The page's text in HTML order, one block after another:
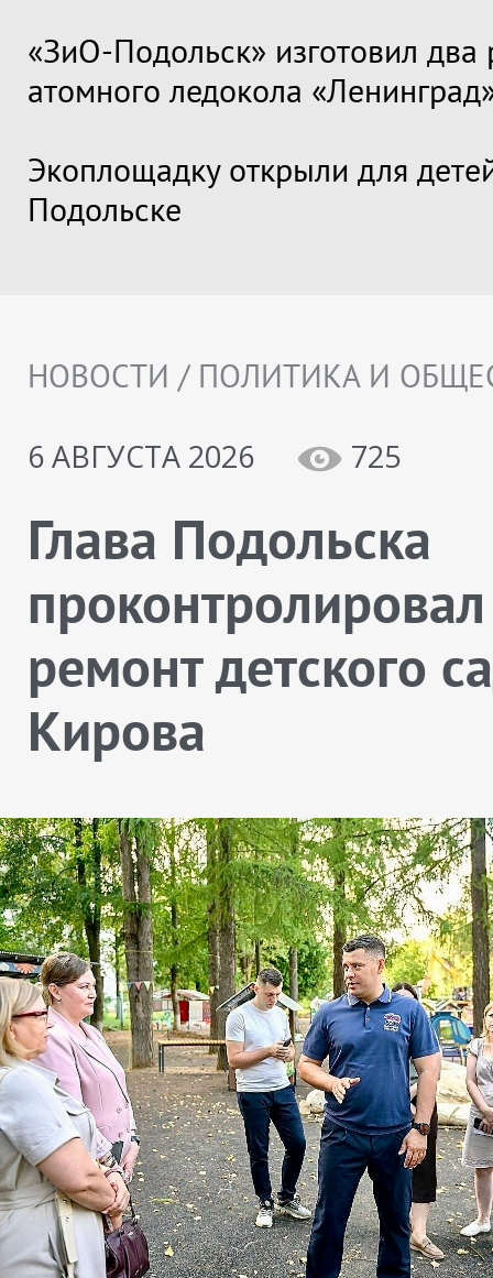
«ЗиО-Подольск» изготовил два
атомного ледокола
Экоплощадку открыли для
Подольске
НОВОСТИ / ПОЛИТИКА И
6 АВГУСТА 2026
725
Глава Подольска
проконтролировал
ремонт детского
Кирова